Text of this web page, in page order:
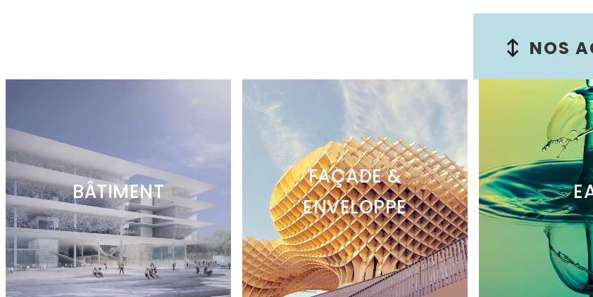
NOS
BÂTIMENT
FAÇADE &
ENVELOPPE